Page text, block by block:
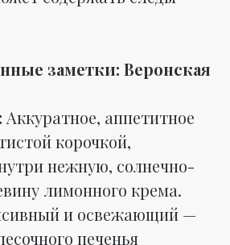
заметки: Веронская
Аккуратное, аппетитное
корочкой,
нежную, солнечно-
лимонного крема.
и освежающий —
печенья